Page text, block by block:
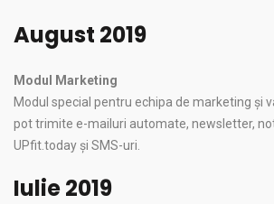
August 2019
Modul Marketing
Modul special pentru echipa de marketing și
pot trimite e-mailuri automate, newsletter,
UPfit.today și SMS-uri.
Iulie 2019